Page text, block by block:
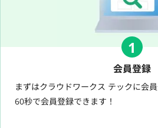
1
会員登録
まずはクラウドワークス テックに会員
60秒で会員登録できます！